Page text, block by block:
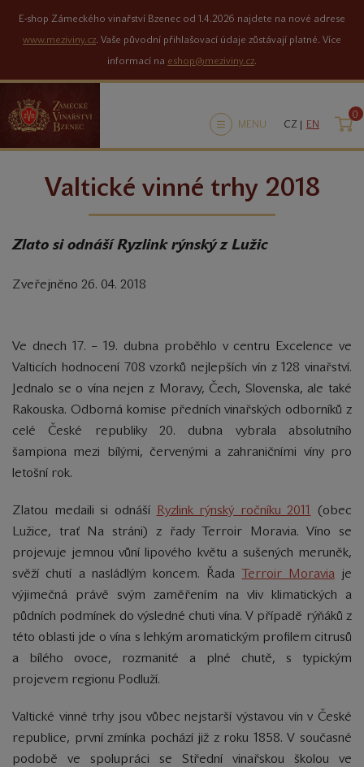
E-shop Zámeckého vinařství Bzenec od 1.4.2026 najdete na nové adrese
www.meziviny.cz. Vaše původní přihlašovací údaje zůstávají platné. Více
informací na eshop@meziviny.cz.
MENU CZ | EN
0
Valtické vinné trhy 2018
Zlato si odnáší Ryzlink rýnský z Lužic
Zveřejněno 26. 04. 2018
Ve dnech 17. – 19. dubna proběhlo vcentru Excelence ve
Valticích hodnocení 708 vzorků nejlepších vín z 128 vinařství.
Jednalo se o vína nejen z Moravy, Čech, Slovenska, ale také
Rakouska. Odborná komise předních vinařských odborníků z
celé České republiky 20. dubna vybrala absolutního
šampiona mezi bílými, červenými a zahraničními víny pro
letošní rok.
Zlatou medaili si odnáší Ryzlink rýnský ročníku 2011
(obec
Lužice, trať Na stráni) z řady Terroir Moravia. Víno se
projevuje jemnou vůní lipového květu a sušených meruněk,
svěží chutí a nasládlým koncem. ŘadaTerroir Moravia je
výjimečná právě svým zaměřením na vliv klimatických a
půdních podmínek do výsledné chuti vína. V případě rýňáků z
této oblasti jde o vína s lehkým aromatickým profilem citrusů
a bílého ovoce, rozmanité a plné chutě, s typickým
projevem regionu Podluží.
Valtické vinné trhy jsou vůbec nejstarší výstavou vín v České
republice, první zmínka pochází již z roku 1858. V současné
podobě ve spolupráci se Střední vinařskou školou ve